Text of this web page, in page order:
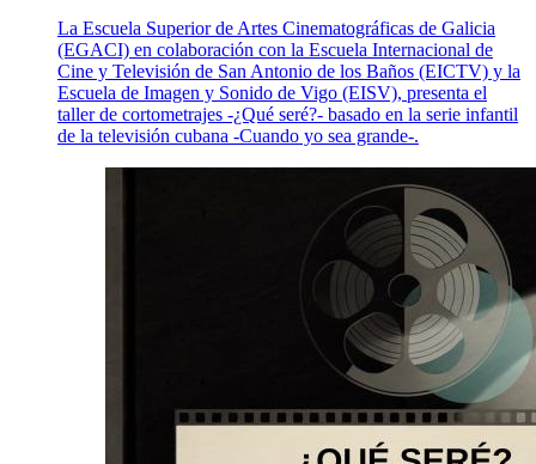
La Escuela Superior de Artes Cinematográficas de Galicia
(EGACI) en colaboración con la Escuela Internacional de
Cine y Televisión de San Antonio de los Baños (EICTV) y la
Escuela de Imagen y Sonido de Vigo (EISV), presenta el
taller de cortometrajes -¿Qué seré?- basado en la serie infantil
de la televisión cubana -Cuando yo sea grande-.